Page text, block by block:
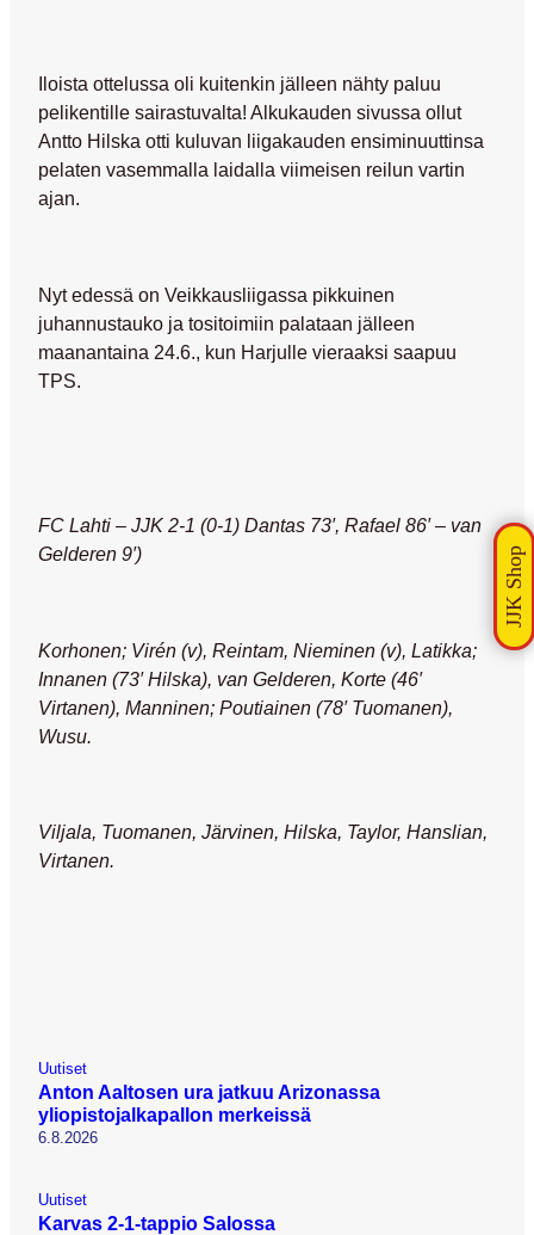
Iloista ottelussa oli kuitenkin jälleen nähty paluu
pelikentille sairastuvalta! Alkukauden sivussa ollut
Antto Hilska otti kuluvan liigakauden ensiminuuttinsa
pelaten vasemmalla laidalla viimeisen reilun vartin
ajan.
Nyt edessä on Veikkausliigassa pikkuinen
juhannustauko ja tositoimiin palataan jälleen
maanantaina 24.6., kun Harjulle vieraaksi saapuu
TPS.
FC Lahti – JJK 2-1 (0-1) Dantas 73′, Rafael 86′ – van
Gelderen 9′)
Korhonen; Virén (v), Reintam, Nieminen (v), Latikka;
Innanen (73′ Hilska), van Gelderen, Korte (46′
Virtanen), Manninen; Poutiainen (78′ Tuomanen),
Wusu.
Viljala, Tuomanen, Järvinen, Hilska, Taylor, Hanslian,
Virtanen.
Uutiset
Anton Aaltosen ura jatkuu Arizonassa
yliopistojalkapallon merkeissä
6.8.2026
Uutiset
Karvas 2-1-tappio Salossa